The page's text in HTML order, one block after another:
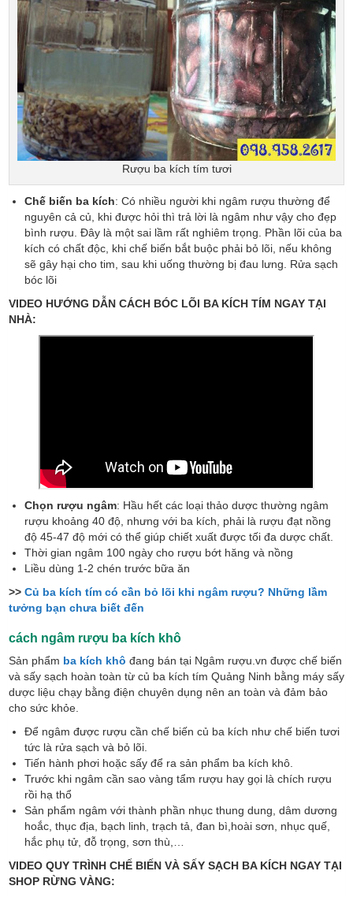
Rượu ba kích tím tươi
Chế biến ba kích: Có nhiều người khi ngâm rượu thường để
nguyên cả củ, khi được hỏi thì trả lời là ngâm như vậy cho đẹp
bình rượu. Đây là một sai lầm rất nghiêm trọng. Phần lõi của ba
kích có chất độc, khi chế biến bắt buộc phải bỏ lõi, nếu không
sẽ gây hại cho tim, sau khi uống thường bị đau lưng. Rửa sạch
bóc lõi
VIDEO HƯỚNG DẪN CÁCH BÓC LÕI BA KÍCH TÍM NGAY TẠI
NHÀ:
Chọn rượu ngâm: Hầu hết các loại thảo dược thường ngâm
rượu khoảng 40 độ, nhưng với ba kích, phải là rượu đạt nồng
độ 45-47 độ mới có thể giúp chiết xuất được tối đa dược chất.
Thời gian ngâm 100 ngày cho rượu bớt hăng và nồng
Liều dùng 1-2 chén trước bữa ăn
>> Củ ba kích tím có cần bỏ lõi khi ngâm rượu? Những lầm
tưởng bạn chưa biết đến
cách ngâm rượu ba kích khô
Sản phẩm ba kích khô đang bán tại Ngâm rượu.vn được chế biến
và sấy sạch hoàn toàn từ củ ba kích tím Quảng Ninh bằng máy sấy
dược liệu chạy bằng điện chuyên dụng nên an toàn và đảm bảo
cho sức khỏe.
Để ngâm được rượu cần chế biến củ ba kích như chế biến tươi
tức là rửa sạch và bỏ lõi.
Tiến hành phơi hoặc sấy để ra sản phẩm ba kích khô.
Trước khi ngâm cần sao vàng tẩm rượu hay gọi là chích rượu
rồi hạ thổ
Sản phẩm ngâm với thành phần nhục thung dung, dâm dương
hoắc, thục địa, bạch linh, trạch tả, đan bì,hoài sơn, nhục quế,
hắc phụ tử, đỗ trọng, sơn thù,…
VIDEO QUY TRÌNH CHẾ BIẾN VÀ SẤY SẠCH BA KÍCH NGAY TẠI
SHOP RỪNG VÀNG: